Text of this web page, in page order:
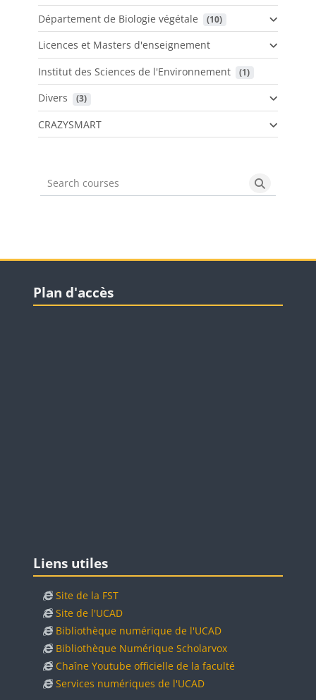
Département de Biologie végétale (10)
Licences et Masters d'enseignement
Institut des Sciences de l'Environnement
(1)
Divers (3)
CRAZYSMART
Search courses Search
Blocs
Plan d'accès
Blocs
Liens utiles
Site de la FST
Site de l'UCAD
Bibliothèque numérique de l'UCAD
Bibliothèque Numérique Scholarvox
Chaîne Youtube officielle de la faculté
Services numériques de l'UCAD